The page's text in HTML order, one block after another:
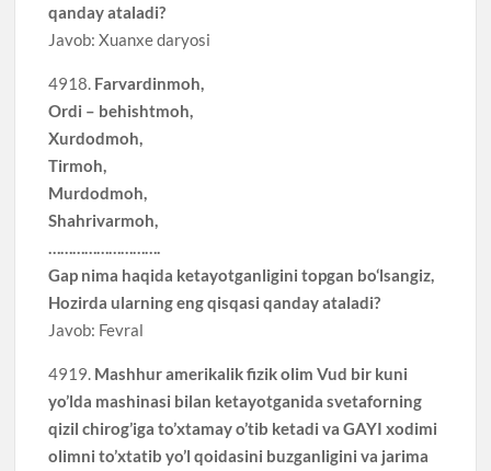
qanday ataladi?
Javob: Xuanxe daryosi
4918. Farvardinmoh,
Ordi – behishtmoh,
Xurdodmoh,
Tirmoh,
Murdodmoh,
Shahrivarmoh,
Gap nima haqida ketayotganligini topgan bo‘lsangiz,
Hozirda ularning eng qisqasi qanday ataladi?
Javob: Fevral
4919. Mashhur amerikalik fizik olim Vud bir kuni
yo’lda mashinasi bilan ketayotganida svetaforning
qizil chirog’iga to’xtamay o’tib ketadi va GAYI xodimi
olimni to’xtatib yo’l qoidasini buzganligini va jarima